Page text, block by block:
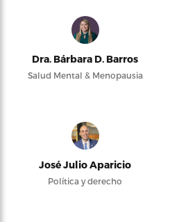
Dra. Bárbara D. Barros
Salud Mental & Menopausia
José Julio Aparicio
Política y derecho